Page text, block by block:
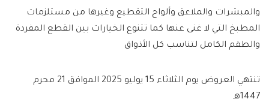
والمبشرات والملاعق وألواح التقطيع وغيرها من مستلزمات
المطبخ التي لا غنى عنها كما تتنوع الخيارات بين القطع المفردة
والطقم الكامل لتناسب كل الأذواق
تنتهي العروض يوم الثلاثاء 15 يوليو 2025 الموافق 21 محرم
1447هـ